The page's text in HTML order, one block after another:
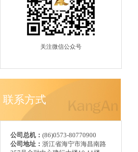
关注微信公众号
联系方式
公司总机： (86)0573-80770900
公司地址： 浙江省海宁市海昌南路